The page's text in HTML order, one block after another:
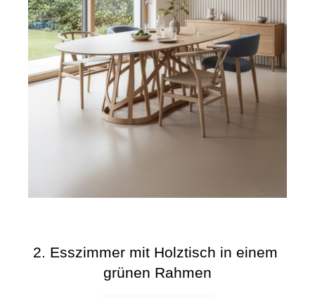
2. Esszimmer mit Holztisch in einem
grünen Rahmen